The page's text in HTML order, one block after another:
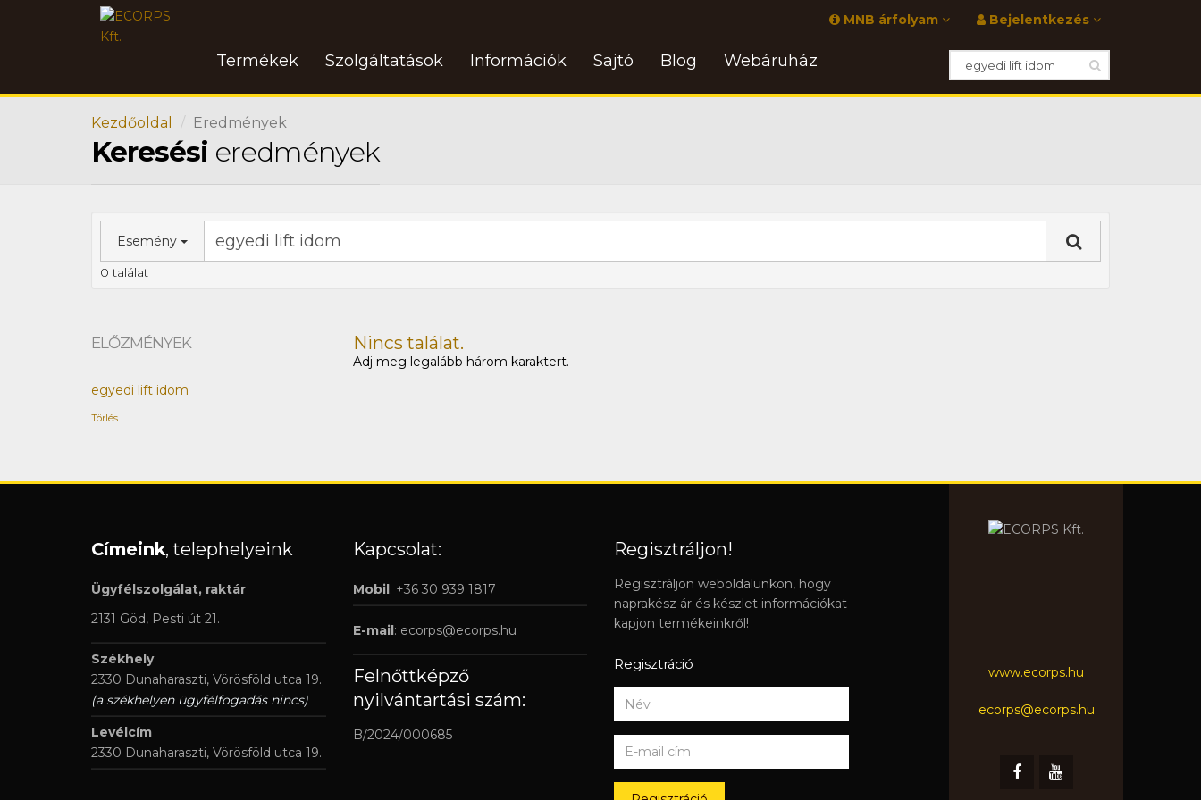
Bejelentkezés
MNB árfolyam
Termékek Szolgáltatások Információk Sajtó Blog Webáruház
Kezdőoldal Eredmények
Keresési eredmények
Esemény
0 találat
ELŐZMÉNYEK
egyedi lift idom
Törlés
Nincs találat.
Adj meg legalább három karaktert.
Címeink, telephelyeink
Ügyfélszolgálat, raktár
2131 Göd, Pesti út 21.
Székhely
2330 Dunaharaszti, Vörösföld utca 19.
(a székhelyen ügyfélfogadás nincs)
Levélcím
2330 Dunaharaszti, Vörösföld utca 19.
Kapcsolat:
Mobil: +36 30 939 1817
E-mail: ecorps@ecorps.hu
Felnőttképző
nyilvántartási szám:
B/2024/000685
Regisztráljon!
Regisztráljon weboldalunkon, hogy
naprakész ár és készlet információkat
kapjon termékeinkről!
Regisztráció www.ecorps.hu
ecorps@ecorps.hu